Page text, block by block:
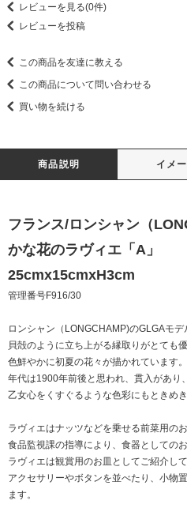
レビューを見る(0件)
レビューを投稿
この商品を友達に教える
この商品について問い合わせる
買い物を続ける
商品説明 イメ
フランス/ロンシャン（
かな花のラヴィエ「A」
25cmx15cmxH3cm
管理番号F916/30
ロンシャン（LONGCHAMP)のGLGAモデ
貝殻のように立ち上がる縁取りがとても優
色鮮やかに初夏の花々が描かれています。
年代は1900年前後と思われ、貫入があり
乙女心をくすぐるような色彩にもときめき
ラヴィエはナッツなどを乗せる前菜用のお
食品監視課の指導により、食器としての
ラヴィエは観賞用のお皿としてご紹介して
アクセサリーやボタンを並べたり、小物
ます。